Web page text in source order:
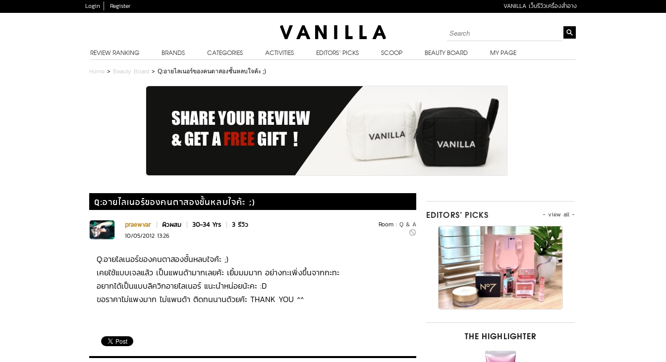
Login Register VANILLA เว็บรีวิวเครื่องสำอาง
REVIEW RANKING BRANDS CATEGORIES ACTIVITIES EDITORS’ PICKS SCOOP BEAUTY BOARD MY PAGE
Home > Beauty Board > Q:อายไลเนอร์ของคนตาสองชั้นหลบใจค้ะ ;)
Q:อายไลเนอร์ของคนตาสองชั้นหลบใจค้ะ ;)
Room : Q & A
praewvar | ผิวผสม | 30-34 Yrs | 3 รีวิว
10/05/2012 13:26
Q:อายไลเนอร์ของคนตาสองชั้นหลบใจค้ะ ;)
เคยใช้แบบเจลแล้ว เป็นแพนด้ามากเลยค้ะ เยิ้มมมมาก อย่างกะเพิ่งขึ้นจากกะทะ
อยากได้เป็นแบบลิควิกอายไลเนอร์ แนะนำหน่อยน้ะคะ :D
ขอราคาไม่แพงมาก ไม่แพนด้า ติดทนนานด้วยค้ะ THANK YOU ^^
- view all -
EDITORS’ PICKS
THE HIGHLIGHTER